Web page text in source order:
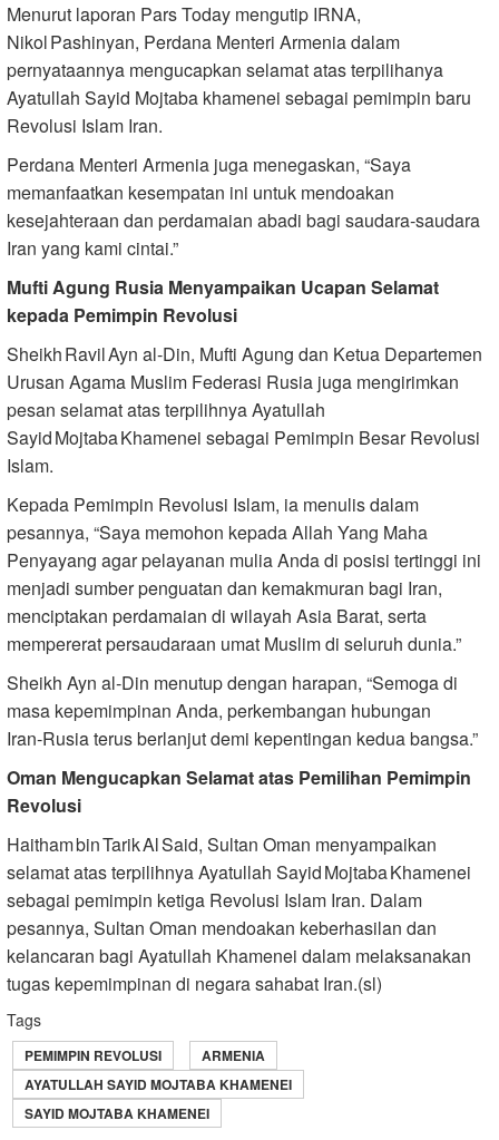
Menurut laporan Pars Today mengutip IRNA,
Nikol Pashinyan, Perdana Menteri Armenia dalam
pernyataannya mengucapkan selamat atas terpilihanya
Ayatullah Sayid Mojtaba khamenei sebagai pemimpin baru
Revolusi Islam Iran.
Perdana Menteri Armenia juga menegaskan, “Saya
memanfaatkan kesempatan ini untuk mendoakan
kesejahteraan dan perdamaian abadi bagi saudara‑saudara
Iran yang kami cintai.”
Mufti Agung Rusia Menyampaikan Ucapan Selamat
kepada Pemimpin Revolusi
Sheikh Ravil Ayn al‑Din, Mufti Agung dan Ketua Departemen
Urusan Agama Muslim Federasi Rusia juga mengirimkan
pesan selamat atas terpilihnya Ayatullah
Sayid Mojtaba Khamenei sebagai Pemimpin Besar Revolusi
Islam.
Kepada Pemimpin Revolusi Islam, ia menulis dalam
pesannya, “Saya memohon kepada Allah Yang Maha
Penyayang agar pelayanan mulia Anda di posisi tertinggi ini
menjadi sumber penguatan dan kemakmuran bagi Iran,
menciptakan perdamaian di wilayah Asia Barat, serta
mempererat persaudaraan umat Muslim di seluruh dunia.”
Sheikh Ayn al‑Din menutup dengan harapan, “Semoga di
masa kepemimpinan Anda, perkembangan hubungan
Iran‑Rusia terus berlanjut demi kepentingan kedua bangsa.”
Oman Mengucapkan Selamat atas Pemilihan Pemimpin
Revolusi
Haitham bin Tarik Al Said, Sultan Oman menyampaikan
selamat atas terpilihnya Ayatullah Sayid Mojtaba Khamenei
sebagai pemimpin ketiga Revolusi Islam Iran. Dalam
pesannya, Sultan Oman mendoakan keberhasilan dan
kelancaran bagi Ayatullah Khamenei dalam melaksanakan
tugas kepemimpinan di negara sahabat Iran.(sl)
Tags
PEMIMPIN REVOLUSI
ARMENIA
AYATULLAH SAYID MOJTABA KHAMENEI
SAYID MOJTABA KHAMENEI